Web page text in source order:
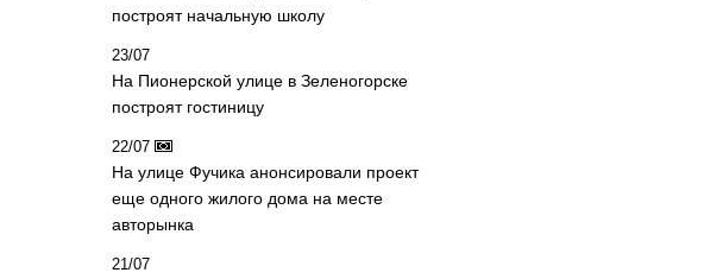
построят начальную школу
23/07
На Пионерской улице в Зеленогорске
построят гостиницу
22/07
На улице Фучика анонсировали проект
еще одного жилого дома на месте
авторынка
21/07